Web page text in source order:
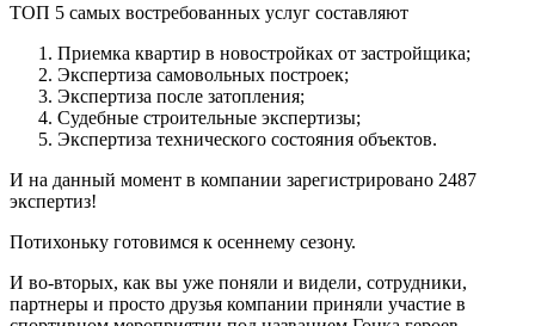
ТОП 5 самых востребованных услуг составляют
Приемка квартир в новостройках от застройщика;
Экспертиза самовольных построек;
Экспертиза после затопления;
Судебные строительные экспертизы;
Экспертиза технического состояния объектов.
И на данный момент в компании зарегистрировано 2487
экспертиз!
Потихоньку готовимся к осеннему сезону.
И во-вторых, как вы уже поняли и видели, сотрудники,
партнеры и просто друзья компании приняли участие в